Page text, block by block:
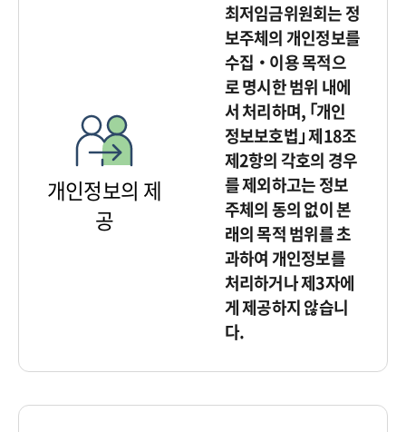
개인정보의 제
공
최저임금위원회는 정
보주체의 개인정보를
수집‧이용 목적으
로 명시한 범위 내에
서 처리하며, ｢개인
정보보호법｣ 제18조
제2항의 각호의 경우
를 제외하고는 정보
주체의 동의 없이 본
래의 목적 범위를 초
과하여 개인정보를
처리하거나 제3자에
게 제공하지 않습니
다.